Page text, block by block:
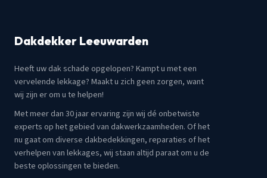
Dakdekker Leeuwarden
Heeft uw dak schade opgelopen? Kampt u met een
vervelende lekkage? Maakt u zich geen zorgen, want
wij zijn er om u te helpen!
Met meer dan 30 jaar ervaring zijn wij dé onbetwiste
experts op het gebied van dakwerkzaamheden. Of het
nu gaat om diverse dakbedekkingen, reparaties of het
verhelpen van lekkages, wij staan altijd paraat om u de
beste oplossingen te bieden.